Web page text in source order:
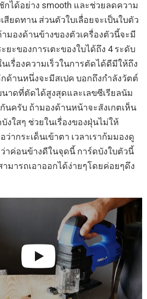
ได้อย่าง smooth และช่วยลดความ
สียดทาน ส่วนตัวใบเลื่อยจะเป็นใบตัว
มองด้านข้างของตัวเครื่องตัวนี้จะมี
ยะของการเตะของใบได้ถึง 4 ระดับ
เรื่องความเร็วในการตัดได้ดีมีให้ถึง
ด้านหนึ่งจะมีสเปค บอกถึงกำลังวัตต์
นาดที่ตัดได้สูงสุดและเลขซีเรียลนัม
นครับ ถ้ามองด้านหน้าจะสังเกตเห็น
งใสๆ ช่วยในเรื่องของฝุ่นไม่ให้
ว่ากระเด็นเข้าตา เวลาเราก้มมองดู
าค่อนข้างดีในจุดนี้ การ์ดบังใบตัวนี้
มารถเอาออกได้ง่ายๆโดยค่อยๆดึง